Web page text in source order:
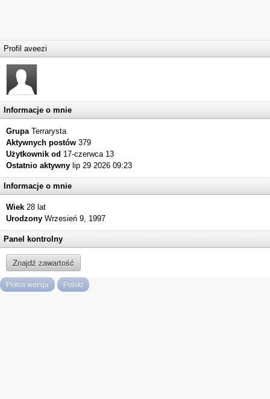
Profil aveezi
Informacje o mnie
GrupaTerrarysta
Aktywnych postów 379
Użytkownik od 17-czerwca 13
Ostatnio aktywny lip 29 2026 09:23
Informacje o mnie
Wiek 28 lat
Urodzony Wrzesień 9, 1997
Panel kontrolny
Znajdź zawartość
Pełna wersja Polski